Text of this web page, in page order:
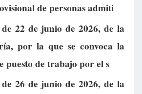
de personas admiti
22 de junio de 2026, de la
por la que se convoca la
puesto de trabajo por el s
26 de junio de 2026, de la